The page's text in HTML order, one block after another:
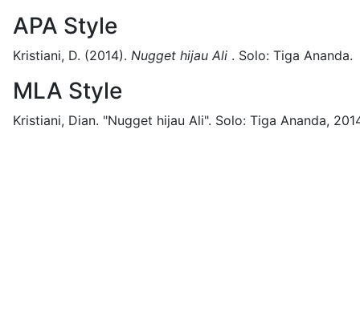
APA Style
Kristiani, D. (2014). Nugget hijau Ali . Solo: Tiga Ananda.
MLA Style
Kristiani, Dian. "Nugget hijau Ali". Solo: Tiga Ananda,